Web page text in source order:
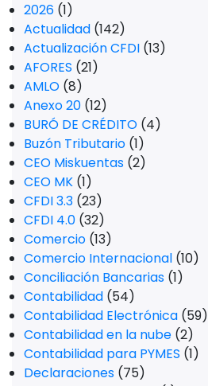
2026 (1)
Actualidad (142)
Actualización CFDI (13)
AFORES (21)
AMLO (8)
Anexo 20 (12)
BURÓ DE CRÉDITO (4)
Buzón Tributario (1)
CEO Miskuentas (2)
CEO MK (1)
CFDI 3.3 (23)
CFDI 4.0 (32)
Comercio (13)
Comercio Internacional (10)
Conciliación Bancarias (1)
Contabilidad (54)
Contabilidad Electrónica (59)
Contabilidad en la nube (2)
Contabilidad para PYMES (1)
Declaraciones (75)